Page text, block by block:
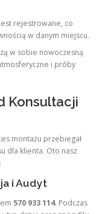
rejestrowane, co
w danym miejscu.
w sobie nowoczesną
i próby
Konsultacji
montażu przebiegał
dla klienta. Oto nasz
i Audyt
570 933 114. Podczas